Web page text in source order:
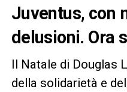
Juventus, con
delusioni. Ora
Il Natale di Douglas
della solidarietà e